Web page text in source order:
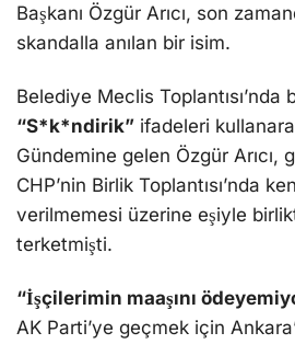
Başkanı Özgür Arıcı, son
skandalla anılan bir isim.
Belediye Meclis
“S*k*ndirik” ifadeleri
Gündemine gelen Özgür Arıcı,
CHP’nin Birlik Toplantısı’nda
verilmemesi üzerine eşiyle
terketmişti.
“İşçilerimin maaşını
AK Parti’ye geçmek için